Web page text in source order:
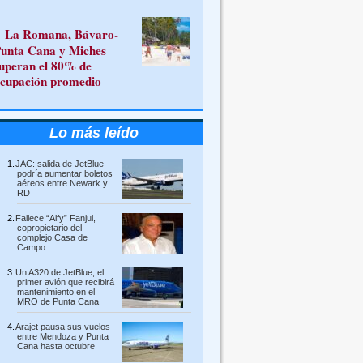
La Romana, Bávaro-
Cana y Miches
el 80% de
promedio
Lo más leído
JAC: salida de JetBlue
podría aumentar boletos
aéreos entre Newark y
RD
Fallece “Alfy” Fanjul,
copropietario del
complejo Casa de
Campo
Un A320 de JetBlue, el
primer avión que recibirá
mantenimiento en el
MRO de Punta Cana
Arajet pausa sus vuelos
entre Mendoza y Punta
Cana hasta octubre